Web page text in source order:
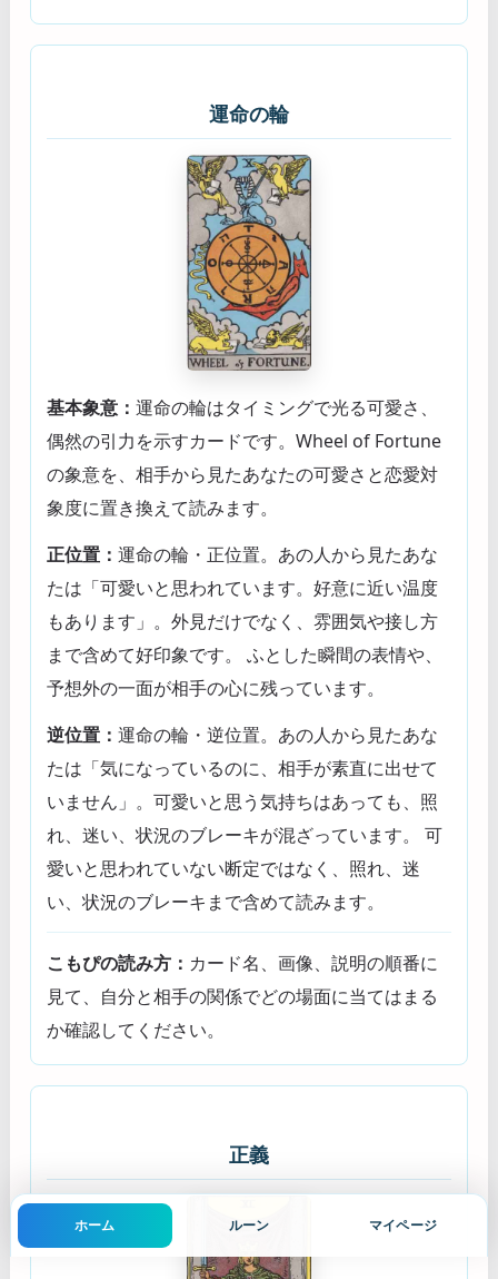
運命の輪
基本象意： 運命の輪はタイミングで光る可愛さ、
偶然の引力を示すカードです。Wheel of Fortune
の象意を、相手から見たあなたの可愛さと恋愛対
象度に置き換えて読みます。
正位置： 運命の輪・正位置。あの人から見たあな
たは「可愛いと思われています。好意に近い温度
もあります」。外見だけでなく、雰囲気や接し方
まで含めて好印象です。 ふとした瞬間の表情や、
予想外の一面が相手の心に残っています。
逆位置： 運命の輪・逆位置。あの人から見たあな
たは「気になっているのに、相手が素直に出せて
いません」。可愛いと思う気持ちはあっても、照
れ、迷い、状況のブレーキが混ざっています。 可
愛いと思われていない断定ではなく、照れ、迷
い、状況のブレーキまで含めて読みます。
こもぴの読み方： カード名、画像、説明の順番に
見て、自分と相手の関係でどの場面に当てはまる
か確認してください。
正義
ホーム ルーン マイページ